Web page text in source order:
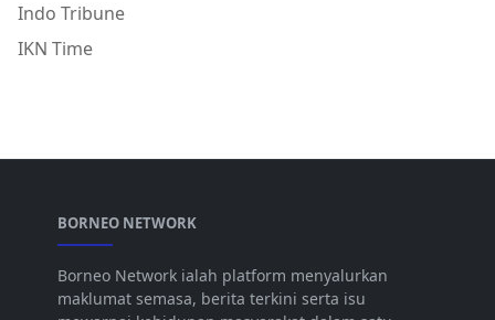
Indo Tribune
IKN Time
BORNEO NETWORK
Borneo Network ialah platform menyalurkan
maklumat semasa, berita terkini serta isu